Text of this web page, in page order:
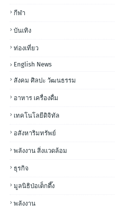
กีฬา
บันเทิง
ท่องเที่ยว
English News
สังคม ศิลปะ วัฒนธรรม
อาหาร เครื่องดื่ม
เทคโนโลยีดิจิทัล
อสังหาริมทรัพย์
พลังงาน สิ่งแวดล้อม
ธุรกิจ
มูลนิธิป่อเต็กตึ๊ง
พลังงาน